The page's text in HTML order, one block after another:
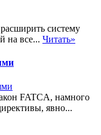
систему
на все... Читать»
FATCA, намного
явно...